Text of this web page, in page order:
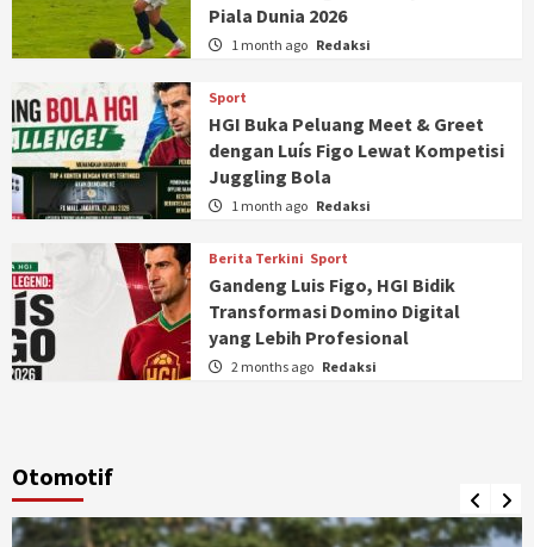
Piala Dunia 2026
1 month ago Redaksi
Sport
HGI Buka Peluang Meet & Greet
dengan Luís Figo Lewat Kompetisi
Juggling Bola
1 month ago Redaksi
Berita Terkini Sport
Gandeng Luis Figo, HGI Bidik
Transformasi Domino Digital
yang Lebih Profesional
2 months ago Redaksi
Otomotif